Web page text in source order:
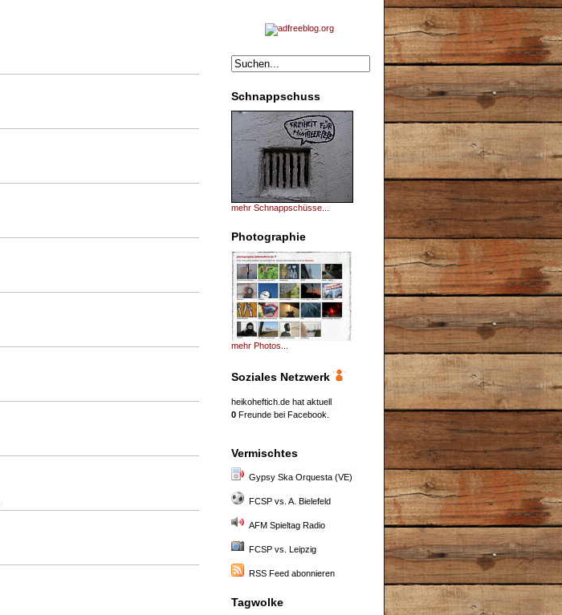
Schnappschuss
mehr Schnappschüsse...
Photographie
mehr Photos...
Soziales Netzwerk
heikoheftich.de hat aktuell
0 Freunde bei Facebook.
Vermischtes
Gypsy Ska Orquesta (VE)
FCSP vs. A. Bielefeld
AFM Spieltag Radio
FCSP vs. Leipzig
RSS Feed abonnieren
Tagwolke